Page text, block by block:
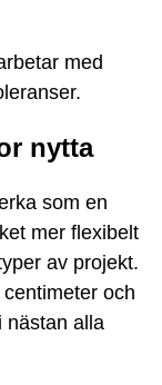
med
nytta
som en
mer flexibelt
av projekt.
och
nästan alla